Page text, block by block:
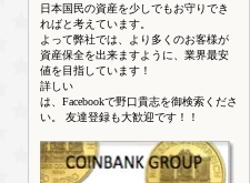
日本国民の資産を少しでもお守りでき
ればと考えています。
よって弊社では、より多くのお客様が
資産保全を出来ますように、業界最安
値を目指しています！
詳しい
は、Facebookで野口貴志を御検索くださ
い。 友達登録も大歓迎です！！